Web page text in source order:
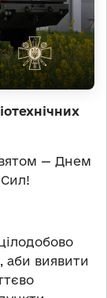
— Днем
Сил!
аби виявити